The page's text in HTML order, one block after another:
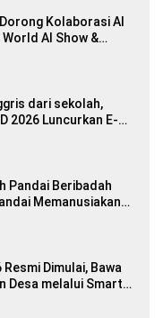
Kolaborasi AI
AI Show &
dari sekolah,
2026 Luncurkan E-
Pandai Beribadah
Memanusiakan
Resmi Dimulai, Bawa
Desa melalui Smart